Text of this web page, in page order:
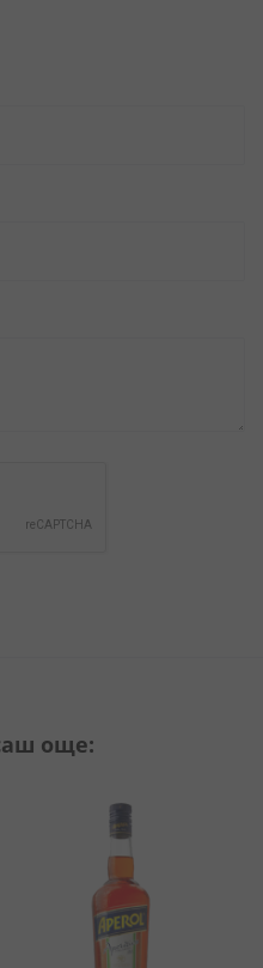
още: